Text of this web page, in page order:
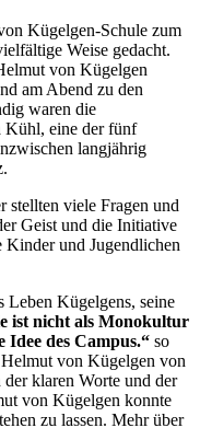
Kügelgen-Schule zum
Weise gedacht.
von Kügelgen
am Abend zu den
waren die
Kühl, eine der fünf
langjährig
stellten viele Fragen und
Geist und die Initiative
und Jugendlichen
Leben Kügelgens, seine
ist nicht als Monokultur
Idee des Campus.“ so
von Kügelgen von
klaren Worte und der
von Kügelgen konnte
zu lassen. Mehr über